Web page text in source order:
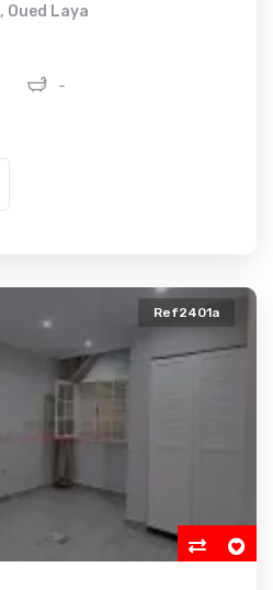
, Oued Laya
-
Ref2401a